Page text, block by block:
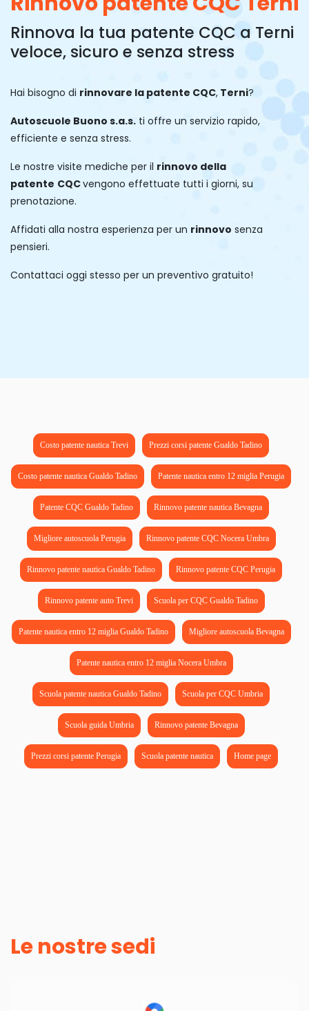
Rinnova la tua patente CQC a Terni
veloce, sicuro e senza stress
Hai bisogno di rinnovare la patente CQC, Terni?
Autoscuole Buono s.a.s. ti offre un servizio rapido,
efficiente e senza stress.
Le nostre visite mediche per il rinnovo della
patente CQCvengono effettuate tutti i giorni, su
prenotazione.
Affidati alla nostra esperienza per un rinnovo senza
pensieri.
Contattaci oggi stesso per un preventivo gratuito!
Costo patente nautica Trevi Prezzi corsi patente Gualdo Tadino
Costo patente nautica Gualdo Tadino Patente nautica entro 12 miglia Perugia
Patente CQC Gualdo Tadino Rinnovo patente nautica Bevagna
Migliore autoscuola Perugia Rinnovo patente CQC Nocera Umbra
Rinnovo patente nautica Gualdo Tadino Rinnovo patente CQC Perugia
Rinnovo patente auto Trevi Scuola per CQC Gualdo Tadino
Patente nautica entro 12 miglia Gualdo Tadino Migliore autoscuola Bevagna
Patente nautica entro 12 miglia Nocera Umbra
Scuola patente nautica Gualdo Tadino Scuola per CQC Umbria
Scuola guida Umbria Rinnovo patente Bevagna
Prezzi corsi patente Perugia Scuola patente nautica Home page
Le nostre sedi